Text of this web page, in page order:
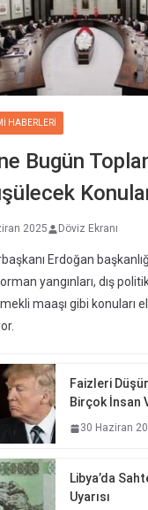
HABERLERI
Bugün
2025 Döviz Ekranı
Erdoğan
yangınları, dış
maaşı gibi konuları
Faizleri
Birçok İnsan
30 Haziran
Libya’da
Uyarısı